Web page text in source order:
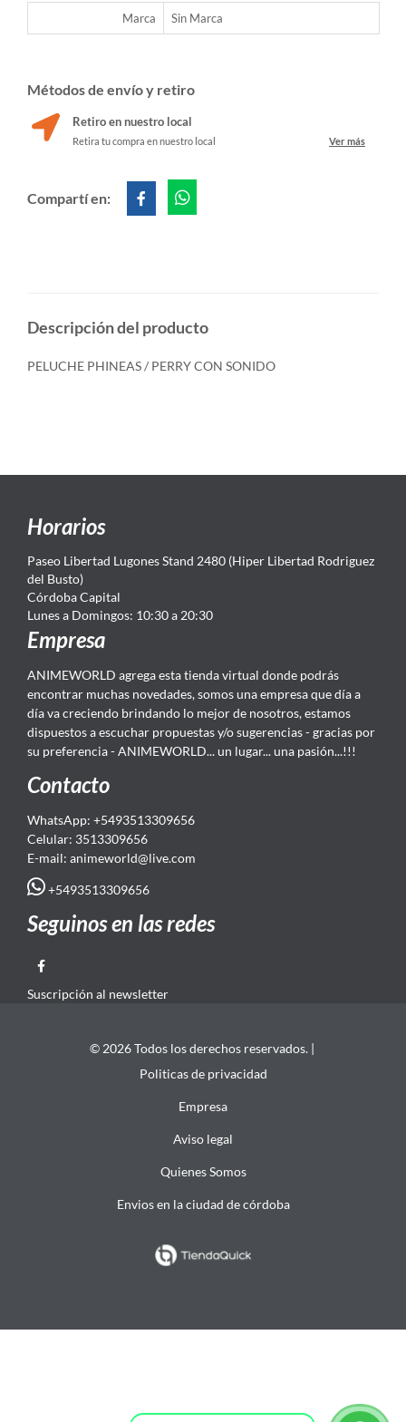
Marca Sin Marca
Métodos de envío y retiro
Retiro en nuestro local
Retira tu compra en nuestro local Ver más
Compartí en:
Descripción del producto
PELUCHE PHINEAS / PERRY CON SONIDO
Horarios
Paseo Libertad Lugones Stand 2480 (Hiper Libertad Rodriguez
del Busto)
Córdoba Capital
Lunes a Domingos: 10:30 a 20:30
Empresa
ANIMEWORLD agrega esta tienda virtual donde podrás
encontrar muchas novedades, somos una empresa que día a
día va creciendo brindando lo mejor de nosotros, estamos
dispuestos a escuchar propuestas y/o sugerencias - gracias por
su preferencia - ANIMEWORLD... un lugar... una pasión...!!!
Contacto
WhatsApp: +5493513309656
Celular: 3513309656
E-mail: animeworld@live.com
+5493513309656
Seguinos en las redes
Suscripción al newsletter
© 2026 Todos los derechos reservados. |
Politicas de privacidad
Empresa
Aviso legal
Quienes Somos
Envios en la ciudad de córdoba